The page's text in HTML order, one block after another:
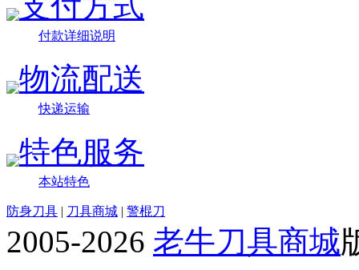
付款详细说明
物流配送
快递运输
特色服务
本站特色
防身刀具 | 刀具商城 | 警棍刀
2005-2026 老牛刀具商城